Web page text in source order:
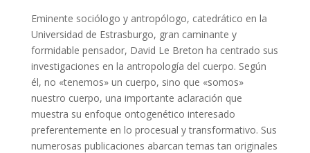
Eminente sociólogo y antropólogo, catedrático en la
Universidad de Estrasburgo, gran caminante y
formidable pensador, David Le Breton ha centrado sus
investigaciones en la antropología del cuerpo. Según
él, no «tenemos» un cuerpo, sino que «somos»
nuestro cuerpo, una importante aclaración que
muestra su enfoque ontogenético interesado
preferentemente en lo procesual y transformativo. Sus
numerosas publicaciones abarcan temas tan originales